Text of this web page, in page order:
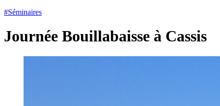
#Séminaires
Journée Bouillabaisse à Cassis